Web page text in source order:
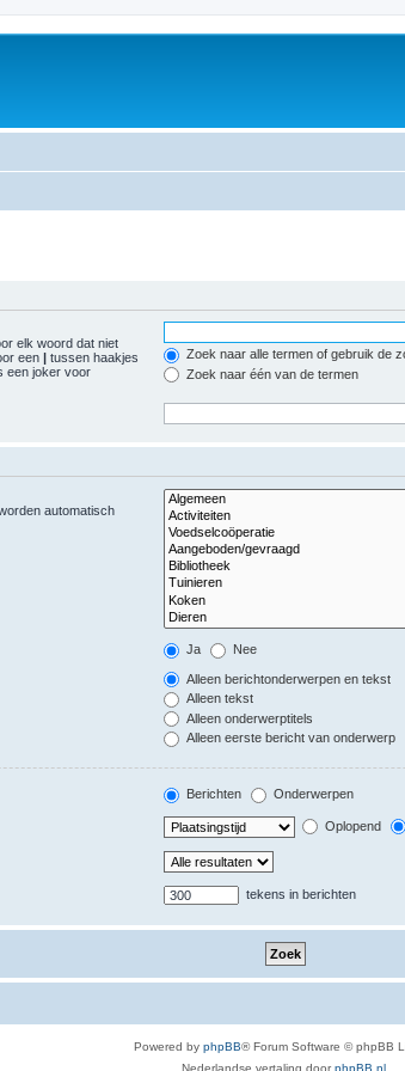
elk woord dat niet
een | tussen haakjes
een joker voor
Zoek naar alle termen of gebruik de
Zoek naar één van de termen
automatisch
Ja Nee
Alleen berichtonderwerpen en tekst
Alleen tekst
Alleen onderwerptitels
Alleen eerste bericht van onderwerp
Berichten Onderwerpen
Oplopend
tekens in berichten
Powered by phpBB® Forum Software © phpBB
Nederlandse vertaling doorphpBB.nl